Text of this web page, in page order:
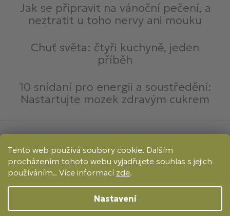
Tento web používá soubory cookie. Dalším
procházením tohoto webu vyjadřujete souhlas s jejich
používáním.. Více informací zde.
Nastavení
Jak se připravit na vánoční pečení, a
neztratit u toho nervy ani mouku
Chuť světa: čtyři kuchyně, jeden
příběh
10 snídaní pro energii a soustředění:
Nastartujte mozek zdravým cukrem
Online Převod Dobírka
Způsoby dopravy: